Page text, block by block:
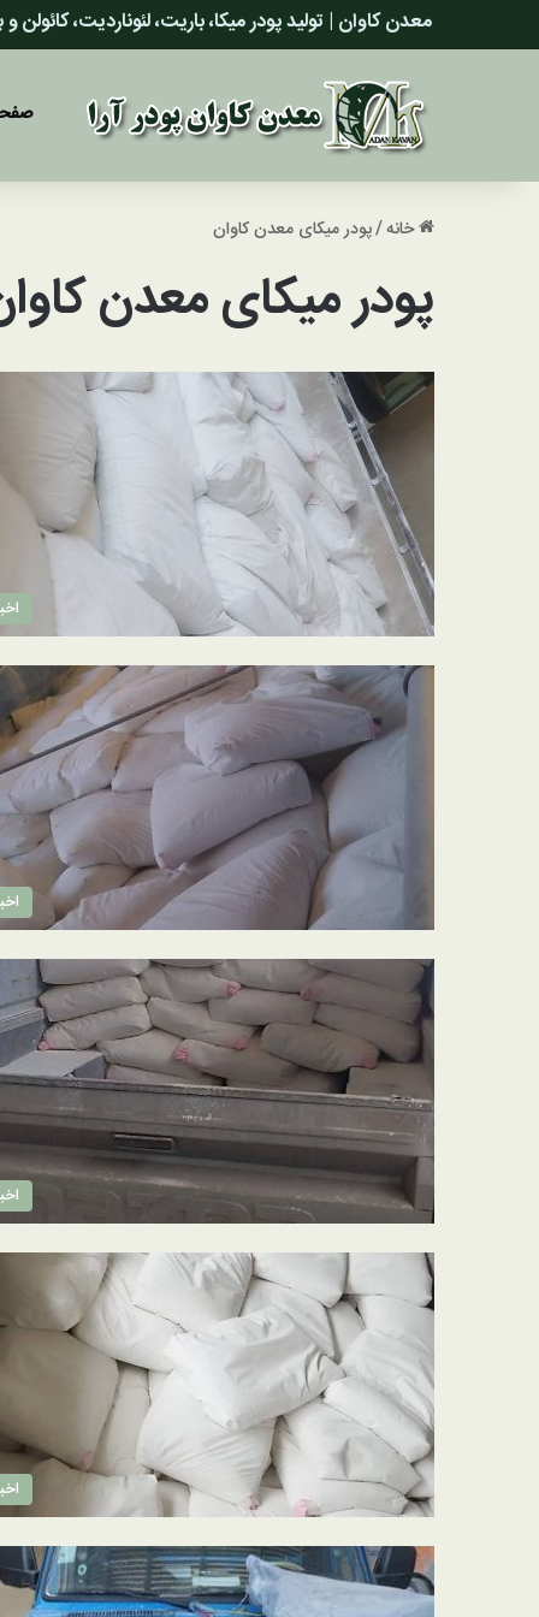
معدن کاوان | تولید پودر میکا، باریت، لئوناردیت،
خانه/پودر میکای معدن کاوان
پودر میکای معدن